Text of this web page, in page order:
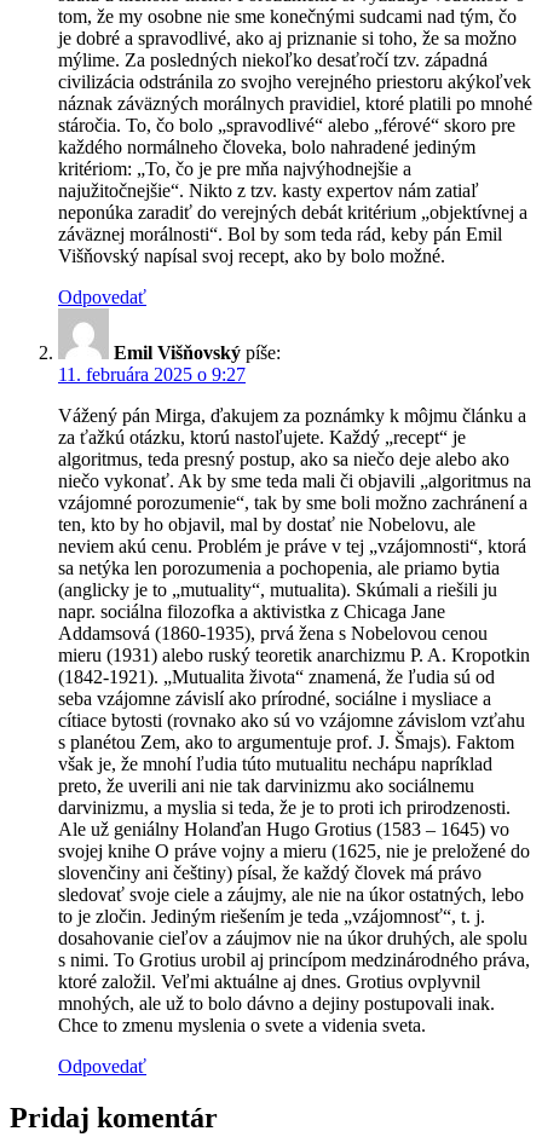
tom, že my osobne nie sme konečnými sudcami nad tým, čo
je dobré a spravodlivé, ako aj priznanie si toho, že sa možno
mýlime. Za posledných niekoľko desaťročí tzv. západná
civilizácia odstránila zo svojho verejného priestoru akýkoľvek
náznak záväzných morálnych pravidiel, ktoré platili po mnohé
stáročia. To, čo bolo „spravodlivé“ alebo „férové“ skoro pre
každého normálneho človeka, bolo nahradené jediným
kritériom: „To, čo je pre mňa najvýhodnejšie a
najužitočnejšie“. Nikto z tzv. kasty expertov nám zatiaľ
neponúka zaradiť do verejných debát kritérium „objektívnej a
záväznej morálnosti“. Bol by som teda rád, keby pán Emil
Višňovský napísal svoj recept, ako by bolo možné.
Odpovedať
Emil Višňovský píše:
11. februára 2025 o 9:27
Vážený pán Mirga, ďakujem za poznámky k môjmu článku a
za ťažkú otázku, ktorú nastoľujete. Každý „recept“ je
algoritmus, teda presný postup, ako sa niečo deje alebo ako
niečo vykonať. Ak by sme teda mali či objavili „algoritmus na
vzájomné porozumenie“, tak by sme boli možno zachránení a
ten, kto by ho objavil, mal by dostať nie Nobelovu, ale
neviem akú cenu. Problém je práve v tej „vzájomnosti“, ktorá
sa netýka len porozumenia a pochopenia, ale priamo bytia
(anglicky je to „mutuality“, mutualita). Skúmali a riešili ju
napr. sociálna filozofka a aktivistka z Chicaga Jane
Addamsová (1860-1935), prvá žena s Nobelovou cenou
mieru (1931) alebo ruský teoretik anarchizmu P. A. Kropotkin
(1842-1921). „Mutualita života“ znamená, že ľudia sú od
seba vzájomne závislí ako prírodné, sociálne i mysliace a
cítiace bytosti (rovnako ako sú vo vzájomne závislom vzťahu
s planétou Zem, ako to argumentuje prof. J. Šmajs). Faktom
však je, že mnohí ľudia túto mutualitu nechápu napríklad
preto, že uverili ani nie tak darvinizmu ako sociálnemu
darvinizmu, a myslia si teda, že je to proti ich prirodzenosti.
Ale už geniálny Holanďan Hugo Grotius (1583 – 1645) vo
svojej knihe O práve vojny a mieru (1625, nie je preložené do
slovenčiny ani češtiny) písal, že každý človek má právo
sledovať svoje ciele a záujmy, ale nie na úkor ostatných, lebo
to je zločin. Jediným riešením je teda „vzájomnosť“, t. j.
dosahovanie cieľov a záujmov nie na úkor druhých, ale spolu
s nimi. To Grotius urobil aj princípom medzinárodného práva,
ktoré založil. Veľmi aktuálne aj dnes. Grotius ovplyvnil
mnohých, ale už to bolo dávno a dejiny postupovali inak.
Chce to zmenu myslenia o svete a videnia sveta.
Odpovedať
Pridaj komentár